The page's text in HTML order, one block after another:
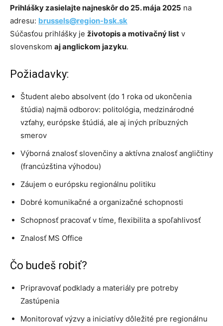
Prihlášky zasielajte najneskôr do 25. mája 2025 na
adresu: brussels@region-bsk.sk
Súčasťou prihlášky je životopis a motivačný list v
slovenskom aj anglickom jazyku.
Požiadavky:
Študent alebo absolvent (do 1 roka od ukončenia
štúdia) najmä odborov: politológia, medzinárodné
vzťahy, európske štúdiá, ale aj iných príbuzných
smerov
Výborná znalosť slovenčiny a aktívna znalosť angličtiny
(francúzština výhodou)
Záujem o európsku regionálnu politiku
Dobré komunikačné a organizačné schopnosti
Schopnosť pracovať v tíme, flexibilita a spoľahlivosť
Znalosť MS Office
Čo budeš robiť?
Pripravovať podklady a materiály pre potreby
Zastúpenia
Monitorovať výzvy a iniciatívy dôležité pre regionálnu